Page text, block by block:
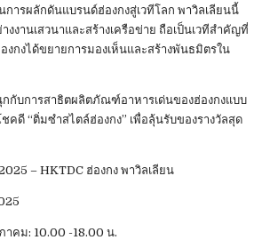
ารผลักดันแบรนด์ฮ่องกงสู่เวทีโลก พาวิลเลียนนี้
งงานเสวนาและสร้างเครือข่าย ถือเป็นเวทีสำคัญที่
งกงได้ขยายการมองเห็นและสร้างพันธมิตรใน
กับการสาธิตผลิตภัณฑ์อาหารเด่นของฮ่องกงแบบ
คดี “ติ่มซำสไตล์ฮ่องกง” เพื่อลุ้นรับของรางวัลสุด
– HKTDC ฮ่องกง พาวิลเลียน
าคม: 10.00 -18.00 น.